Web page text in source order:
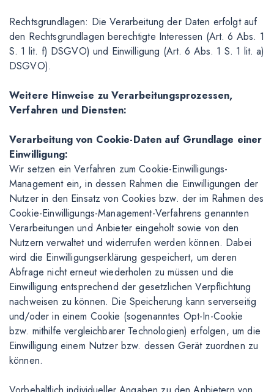
Rechtsgrundlagen: Die Verarbeitung der Daten erfolgt auf
den Rechtsgrundlagen berechtigte Interessen (Art. 6 Abs. 1
S. 1 lit. f) DSGVO) und Einwilligung (Art. 6 Abs. 1 S. 1 lit. a)
DSGVO).
Weitere Hinweise zu Verarbeitungsprozessen,
Verfahren und Diensten:
Verarbeitung von Cookie-Daten auf Grundlage einer
Einwilligung:
Wir setzen ein Verfahren zum Cookie-Einwilligungs-
Management ein, in dessen Rahmen die Einwilligungen der
Nutzer in den Einsatz von Cookies bzw. der im Rahmen des
Cookie-Einwilligungs-Management-Verfahrens genannten
Verarbeitungen und Anbieter eingeholt sowie von den
Nutzern verwaltet und widerrufen werden können. Dabei
wird die Einwilligungserklärung gespeichert, um deren
Abfrage nicht erneut wiederholen zu müssen und die
Einwilligung entsprechend der gesetzlichen Verpflichtung
nachweisen zu können. Die Speicherung kann serverseitig
und/oder in einem Cookie (sogenanntes Opt-In-Cookie
bzw. mithilfe vergleichbarer Technologien) erfolgen, um die
Einwilligung einem Nutzer bzw. dessen Gerät zuordnen zu
können.